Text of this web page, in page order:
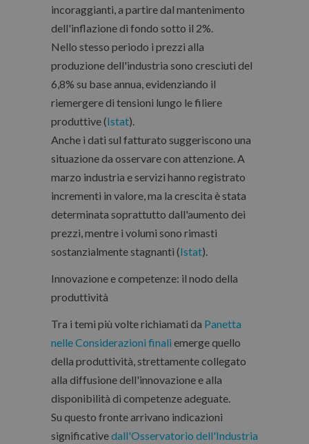
incoraggianti, a partire dal mantenimento
dell'inflazione di fondo sotto il 2%.
Nello stesso periodo i prezzi alla
produzione dell'industria sono cresciuti del
6,8% su base annua, evidenziando il
riemergere di tensioni lungo le filiere
produttive (Istat).
Anche i dati sul fatturato suggeriscono una
situazione da osservare con attenzione. A
marzo industria e servizi hanno registrato
incrementi in valore, ma la crescita è stata
determinata soprattutto dall'aumento dei
prezzi, mentre i volumi sono rimasti
sostanzialmente stagnanti (Istat).
Innovazione e competenze: il nodo della
produttività
Tra i temi più volte richiamati da Panetta
nelle Considerazioni finali emerge quello
della produttività, strettamente collegato
alla diffusione dell'innovazione e alla
disponibilità di competenze adeguate.
Su questo fronte arrivano indicazioni
significativedall'Osservatorio dell'Industria